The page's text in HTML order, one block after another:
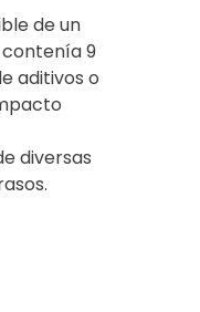
de un
contenía 9
aditivos o
diversas